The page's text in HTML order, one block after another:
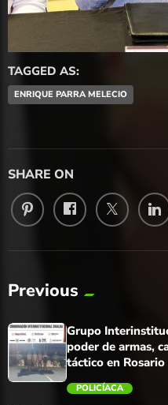
TAGGED AS:
ENRIQUE PARRA MELECIO
SHARE ON
Previous
Grupo
poder de armas,
táctico en Rosario
POLICÍACA